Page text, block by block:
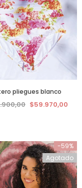
pliegues blanco
$59.970,00
-59%
Agotado